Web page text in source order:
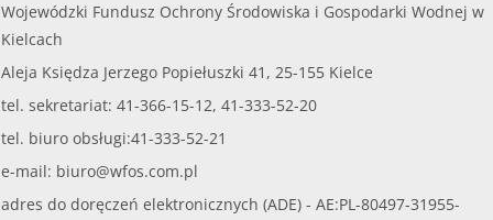
Wojewódzki Fundusz Ochrony Środowiska i Gospodarki Wodnej w
Kielcach
Aleja Księdza Jerzego Popiełuszki 41, 25-155 Kielce
tel. sekretariat: 41-366-15-12, 41-333-52-20
tel. biuro obsługi:41-333-52-21
e-mail: biuro@wfos.com.pl
adres do doręczeń elektronicznych (ADE) - AE:PL-80497-31955-